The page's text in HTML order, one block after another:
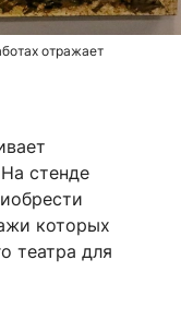
отражает
стенде
которых
театра для